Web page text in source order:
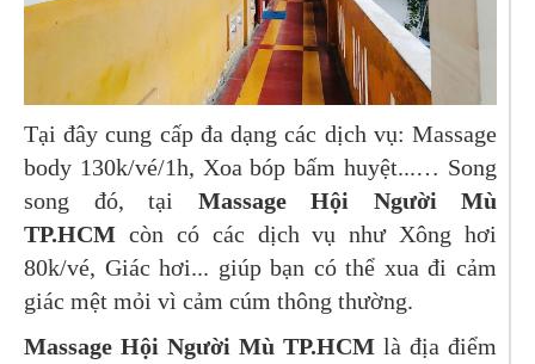
Tại đây cung cấp đa dạng các dịch vụ: Massage
body 130k/vé/1h, Xoa bóp bấm huyệt...… Song
song đó, tại Massage Hội Người Mù
TP.HCM còn có các dịch vụ như Xông hơi
80k/vé, Giác hơi... giúp bạn có thể xua đi cảm
giác mệt mỏi vì cảm cúm thông thường.
Massage Hội Người Mù TP.HCM là địa điểm